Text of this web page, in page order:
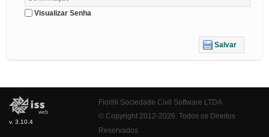
Visualizar Senha
Salvar
v. 3.10.4
Fiorilli Sociedade Civil Software LTDA
© Copyright 2012-2026. Todos os Direitos
Reservados.